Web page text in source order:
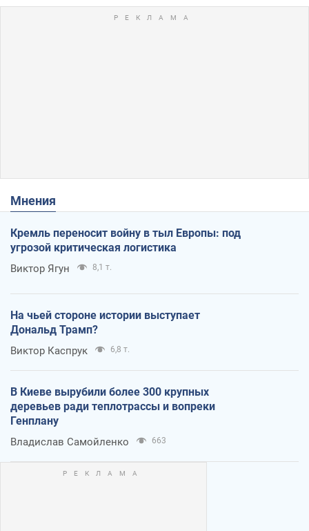
Мнения
Кремль переносит войну в тыл Европы: под
угрозой критическая логистика
Виктор Ягун 8,1 т.
На чьей стороне истории выступает
Дональд Трамп?
Виктор Каспрук 6,8 т.
В Киеве вырубили более 300 крупных
деревьев ради теплотрассы и вопреки
Генплану
Владислав Самойленко 663